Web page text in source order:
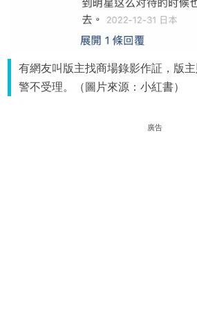
有網友叫版主找商場錄影作証，版
警不受理。（圖片來源：小紅書）
廣告